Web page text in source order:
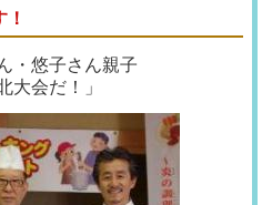
・悠子さん親子
大会だ！」